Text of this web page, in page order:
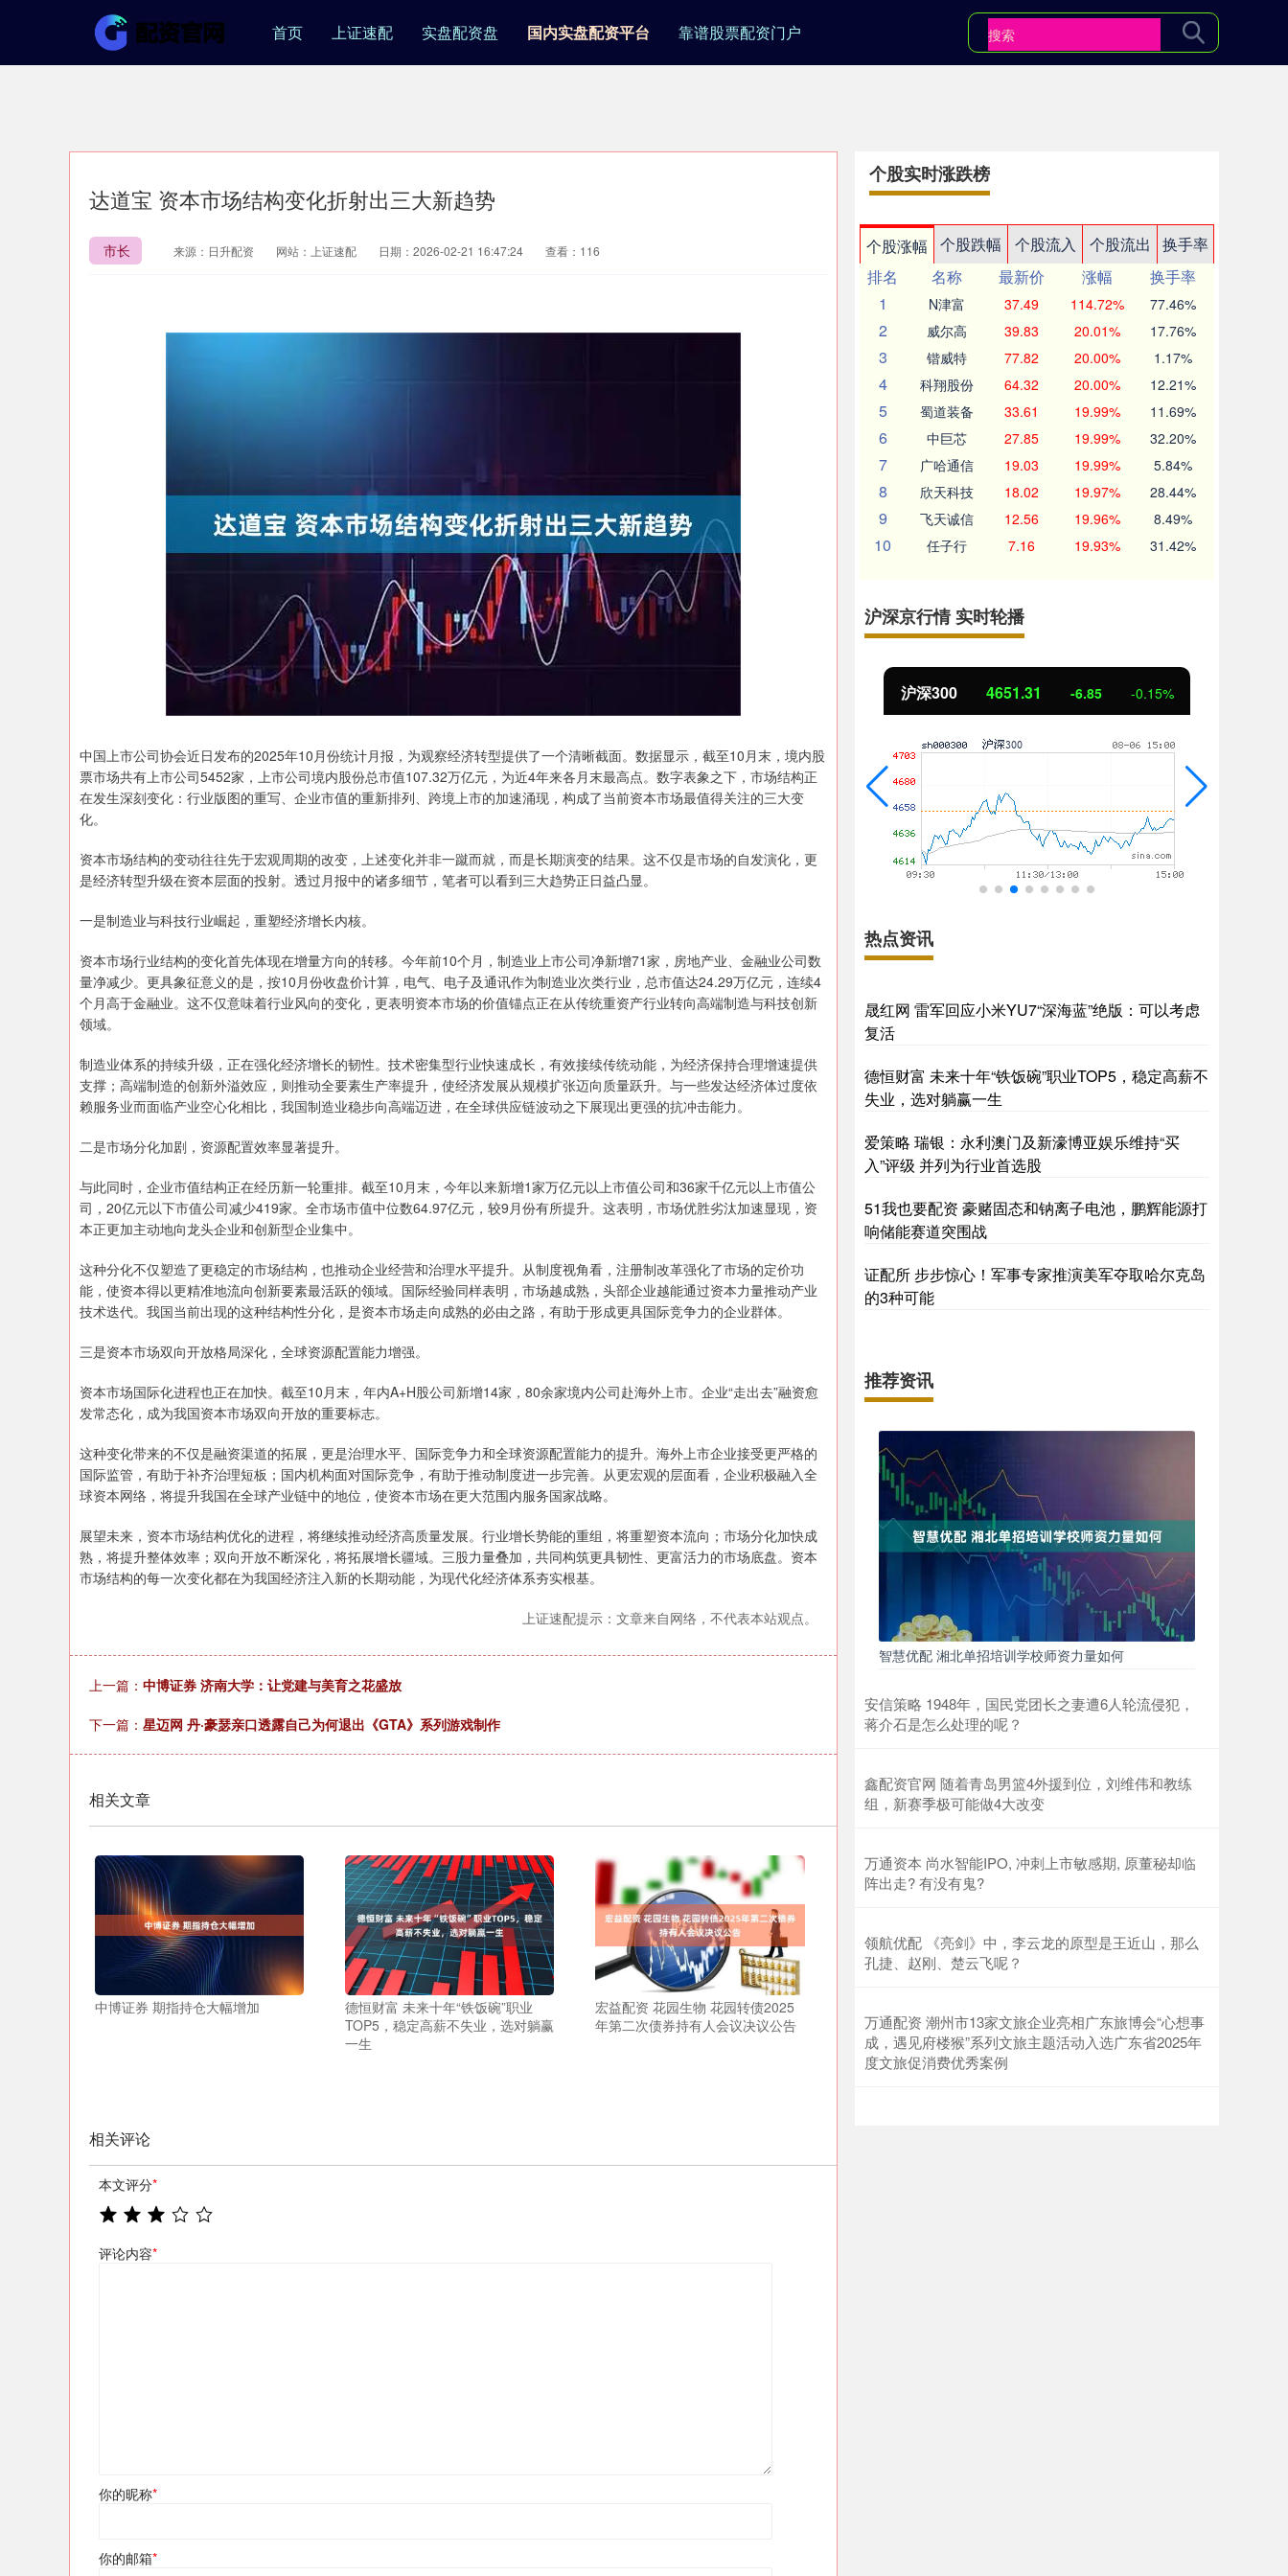
首页 上证速配 实盘配资盘 国内实盘配资平台 靠谱股票配资门户
达道宝 资本市场结构变化折射出三大新趋势
市长 来源：日升配资 网站：上证速配 日期：2026-02-21 16:47:24 查看：116
中国上市公司协会近日发布的2025年10月份统计月报，为观察经济转型提供了一个清晰截面。数据显示，截至10月末，境内股
票市场共有上市公司5452家，上市公司境内股份总市值107.32万亿元，为近4年来各月末最高点。数字表象之下，市场结构正
在发生深刻变化：行业版图的重写、企业市值的重新排列、跨境上市的加速涌现，构成了当前资本市场最值得关注的三大变
化。
资本市场结构的变动往往先于宏观周期的改变，上述变化并非一蹴而就，而是长期演变的结果。这不仅是市场的自发演化，更
是经济转型升级在资本层面的投射。透过月报中的诸多细节，笔者可以看到三大趋势正日益凸显。
一是制造业与科技行业崛起，重塑经济增长内核。
资本市场行业结构的变化首先体现在增量方向的转移。今年前10个月，制造业上市公司净新增71家，房地产业、金融业公司数
量净减少。更具象征意义的是，按10月份收盘价计算，电气、电子及通讯作为制造业次类行业，总市值达24.29万亿元，连续4
个月高于金融业。这不仅意味着行业风向的变化，更表明资本市场的价值锚点正在从传统重资产行业转向高端制造与科技创新
领域。
制造业体系的持续升级，正在强化经济增长的韧性。技术密集型行业快速成长，有效接续传统动能，为经济保持合理增速提供
支撑；高端制造的创新外溢效应，则推动全要素生产率提升，使经济发展从规模扩张迈向质量跃升。与一些发达经济体过度依
赖服务业而面临产业空心化相比，我国制造业稳步向高端迈进，在全球供应链波动之下展现出更强的抗冲击能力。
二是市场分化加剧，资源配置效率显著提升。
与此同时，企业市值结构正在经历新一轮重排。截至10月末，今年以来新增1家万亿元以上市值公司和36家千亿元以上市值公
司，20亿元以下市值公司减少419家。全市场市值中位数64.97亿元，较9月份有所提升。这表明，市场优胜劣汰加速显现，资
本正更加主动地向龙头企业和创新型企业集中。
这种分化不仅塑造了更稳定的市场结构，也推动企业经营和治理水平提升。从制度视角看，注册制改革强化了市场的定价功
能，使资本得以更精准地流向创新要素最活跃的领域。国际经验同样表明，市场越成熟，头部企业越能通过资本力量推动产业
技术迭代。我国当前出现的这种结构性分化，是资本市场走向成熟的必由之路，有助于形成更具国际竞争力的企业群体。
三是资本市场双向开放格局深化，全球资源配置能力增强。
资本市场国际化进程也正在加快。截至10月末，年内A+H股公司新增14家，80余家境内公司赴海外上市。企业“走出去”融资愈
发常态化，成为我国资本市场双向开放的重要标志。
这种变化带来的不仅是融资渠道的拓展，更是治理水平、国际竞争力和全球资源配置能力的提升。海外上市企业接受更严格的
国际监管，有助于补齐治理短板；国内机构面对国际竞争，有助于推动制度进一步完善。从更宏观的层面看，企业积极融入全
球资本网络，将提升我国在全球产业链中的地位，使资本市场在更大范围内服务国家战略。
展望未来，资本市场结构优化的进程，将继续推动经济高质量发展。行业增长势能的重组，将重塑资本流向；市场分化加快成
熟，将提升整体效率；双向开放不断深化，将拓展增长疆域。三股力量叠加，共同构筑更具韧性、更富活力的市场底盘。资本
市场结构的每一次变化都在为我国经济注入新的长期动能，为现代化经济体系夯实根基。
上证速配提示：文章来自网络，不代表本站观点。
上一篇： 中博证券 济南大学：让党建与美育之花盛放
下一篇： 星迈网 丹·豪瑟亲口透露自己为何退出《GTA》系列游戏制作
相关文章
中博证券 期指持仓大幅增加
德恒财富 未来十年“铁饭碗”职业
TOP5，稳定高薪不失业，选对躺赢
一生
宏益配资 花园生物 花园转债2025
年第二次债券持有人会议决议公告
相关评论
本文评分*
评论内容*
你的昵称*
你的邮箱*
个股实时涨跌榜
个股涨幅 个股跌幅 个股流入 个股流出
换手率
排名
名称 最新价 涨幅
换手率
1
N津富 37.49 114.72% 77.46%
2 威尔高 39.83 20.01% 17.76%
3 锴威特 77.82 20.00% 1.17%
4 科翔股份 64.32 20.00% 12.21%
5 蜀道装备 33.61 19.99% 11.69%
6 中巨芯 27.85 19.99% 32.20%
7 广哈通信 19.03 19.99% 5.84%
8 欣天科技 18.02 19.97% 28.44%
9 飞天诚信 12.56 19.96% 8.49%
10 任子行 7.16 19.93% 31.42%
沪深京行情 实时轮播
14110.12 北证50 1122.88 3.42 0.30%
热点资讯
晟红网 雷军回应小米YU7“深海蓝”绝版：可以考虑
复活
德恒财富 未来十年“铁饭碗”职业TOP5，稳定高薪不
失业，选对躺赢一生
爱策略 瑞银：永利澳门及新濠博亚娱乐维持“买
入”评级 并列为行业首选股
51我也要配资 豪赌固态和钠离子电池，鹏辉能源打
响储能赛道突围战
证配所 步步惊心！军事专家推演美军夺取哈尔克岛
的3种可能
推荐资讯
智慧优配 湘北单招培训学校师资力量如何
安信策略 1948年，国民党团长之妻遭6人轮流侵犯，
蒋介石是怎么处理的呢？
鑫配资官网 随着青岛男篮4外援到位，刘维伟和教练
组，新赛季极可能做4大改变
万通资本 尚水智能IPO, 冲刺上市敏感期, 原董秘却临
阵出走? 有没有鬼?
领航优配 《亮剑》中，李云龙的原型是王近山，那么
孔捷、赵刚、楚云飞呢？
万通配资 潮州市13家文旅企业亮相广东旅博会“心想事
成，遇见府楼猴”系列文旅主题活动入选广东省2025年
度文旅促消费优秀案例